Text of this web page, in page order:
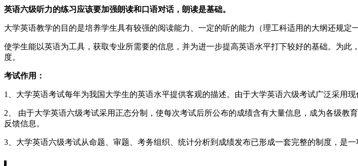
英语六级听力的练习应该要加强朗读和口语对话，朗读是基础。
大学英语教学的目的是培养学生具有较强的阅读能力、一定的听的能力（理工科适用的大纲还规定
使学生能以英语为工具，获取专业所需要的信息，并为进一步提高英语水平打下较好的基础。为
度。
考试作用：
1、大学英语考试每年为我国大学生的英语水平提供客观的描述。由于大学英语六级考试广泛采用
2、 由于大学英语六级考试采用正态分制，使每次考试后所公布的成绩含有大量信息，成为各级
反馈信息。
3、大学英语六级考试从命题、审题、考务组织、统计分析到成绩发布已形成一套完整的制度，是